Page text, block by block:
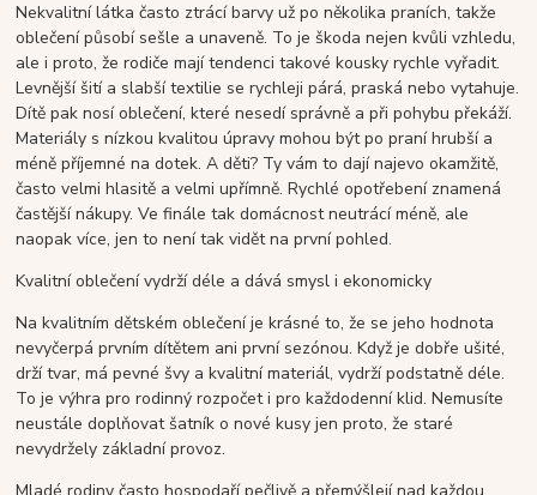
Nekvalitní látka často ztrácí barvy už po několika praních, takže
oblečení působí sešle a unaveně. To je škoda nejen kvůli vzhledu,
ale i proto, že rodiče mají tendenci takové kousky rychle vyřadit.
Levnější šití a slabší textilie se rychleji párá, praská nebo vytahuje.
Dítě pak nosí oblečení, které nesedí správně a při pohybu překáží.
Materiály s nízkou kvalitou úpravy mohou být po praní hrubší a
méně příjemné na dotek. A děti? Ty vám to dají najevo okamžitě,
často velmi hlasitě a velmi upřímně. Rychlé opotřebení znamená
častější nákupy. Ve finále tak domácnost neutrácí méně, ale
naopak více, jen to není tak vidět na první pohled.
Kvalitní oblečení vydrží déle a dává smysl i ekonomicky
Na kvalitním dětském oblečení je krásné to, že se jeho hodnota
nevyčerpá prvním dítětem ani první sezónou. Když je dobře ušité,
drží tvar, má pevné švy a kvalitní materiál, vydrží podstatně déle.
To je výhra pro rodinný rozpočet i pro každodenní klid. Nemusíte
neustále doplňovat šatník o nové kusy jen proto, že staré
nevydržely základní provoz.